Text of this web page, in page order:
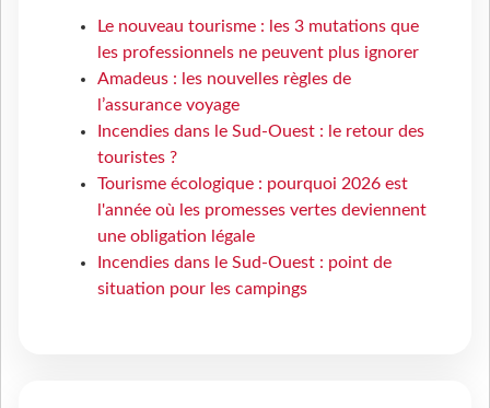
Le nouveau tourisme : les 3 mutations que
les professionnels ne peuvent plus ignorer
Amadeus : les nouvelles règles de
l’assurance voyage
Incendies dans le Sud-Ouest : le retour des
touristes ?
Tourisme écologique : pourquoi 2026 est
l'année où les promesses vertes deviennent
une obligation légale
Incendies dans le Sud-Ouest : point de
situation pour les campings